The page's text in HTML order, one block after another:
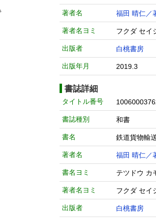
著者名 福田 晴仁／
著者名ヨミ フクダ セイ
出版者 白桃書房
出版年月 2019.3
書誌詳細
タイトル番号
書誌種別 和書
書名 鉄道貨
著者名 福田 晴仁／
書名ヨミ テツドウ
著者名ヨミ フクダ セイ
出版者 白桃書房